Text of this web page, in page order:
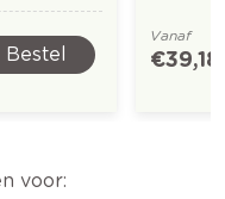
Bestel
Vanaf
€ 39,18
voor: